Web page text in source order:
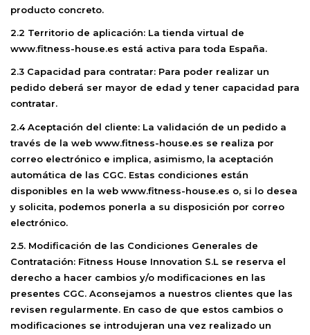
producto concreto.
2.2 Territorio de aplicación: La tienda virtual de
www.fitness-house.es está activa para toda España.
2.3 Capacidad para contratar: Para poder realizar un
pedido deberá ser mayor de edad y tener capacidad para
contratar.
2.4 Aceptación del cliente: La validación de un pedido a
través de la web www.fitness-house.es se realiza por
correo electrónico e implica, asimismo, la aceptación
automática de las CGC. Estas condiciones están
disponibles en la web www.fitness-house.es o, si lo desea
y solicita, podemos ponerla a su disposición por correo
electrónico.
2.5. Modificación de las Condiciones Generales de
Contratación: Fitness House Innovation S.L se reserva el
derecho a hacer cambios y/o modificaciones en las
presentes CGC. Aconsejamos a nuestros clientes que las
revisen regularmente. En caso de que estos cambios o
modificaciones se introdujeran una vez realizado un